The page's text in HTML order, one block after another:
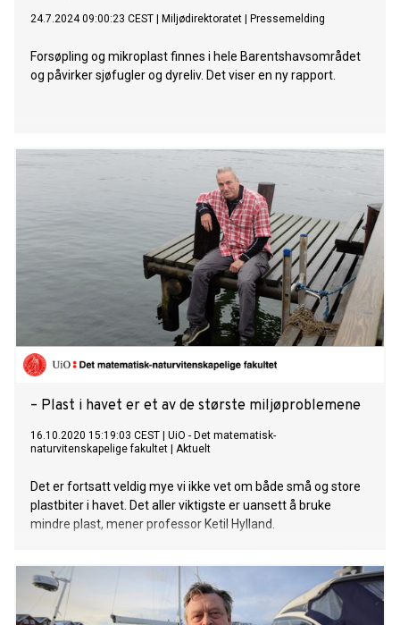
24.7.2024 09:00:23 CEST Miljødirektoratet Pressemelding
Forsøpling og mikroplast finnes i hele Barentshavsområdet
og påvirker sjøfugler og dyreliv. Det viser en ny rapport.
– Plast i havet er et av de største miljøproblemene
16.10.2020 15:19:03 CEST
UiO - Det matematisk-
naturvitenskapelige fakultet
Aktuelt
Det er fortsatt veldig mye vi ikke vet om både små og store
plastbiter i havet. Det aller viktigste er uansett å bruke
mindre plast, mener professor Ketil Hylland.